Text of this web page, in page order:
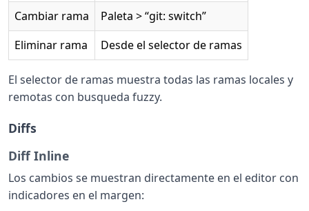
Cambiar rama
Paleta > “git: switch”
Eliminar rama
Desde el selector de ramas
El selector de ramas muestra todas las ramas locales y
remotas con busqueda fuzzy.
Diffs
Diff Inline
Los cambios se muestran directamente en el editor con
indicadores en el margen: